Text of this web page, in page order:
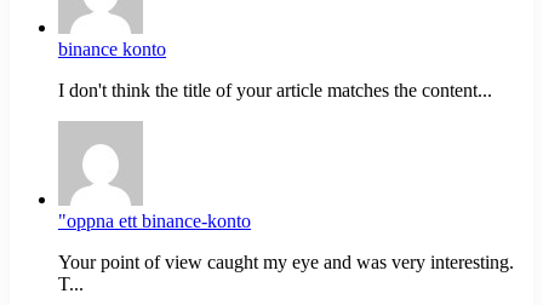
binance konto
I don't think the title of your article matches the content...
"oppna ett binance-konto
Your point of view caught my eye and was very interesting.
T...